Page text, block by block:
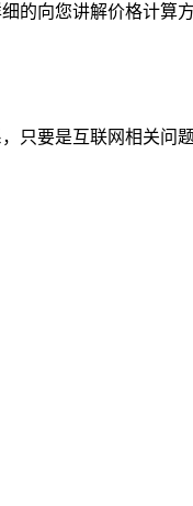
的向您讲解价格计算
只要是互联网相关问